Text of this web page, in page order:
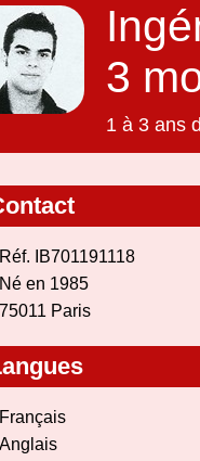
3
1 à 3 ans
Réf. IB701191118
Né en 1985
75011 Paris
Français
Anglais